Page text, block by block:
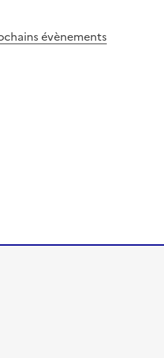
évènements